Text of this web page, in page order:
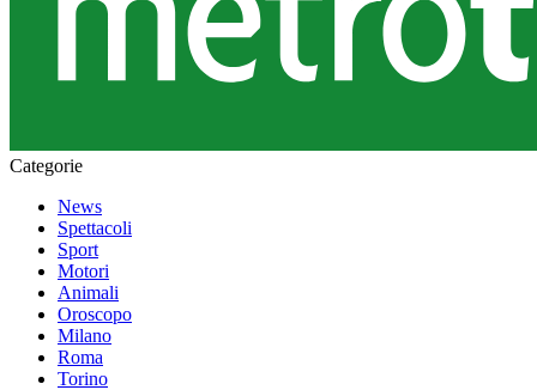
Categorie
News
Spettacoli
Sport
Motori
Animali
Oroscopo
Milano
Roma
Torino